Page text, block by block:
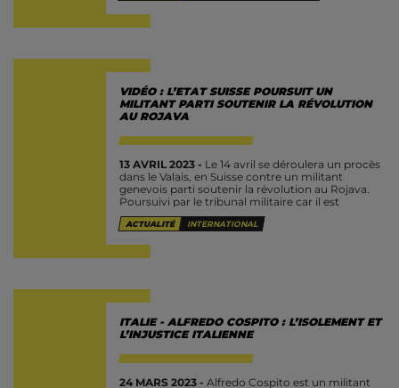
VIDÉO : L’ETAT SUISSE POURSUIT UN
MILITANT PARTI SOUTENIR LA RÉVOLUTION
AU ROJAVA
13 AVRIL 2023 - Le 14 avril se déroulera un procès
dans le Valais, en Suisse contre un militant
genevois parti soutenir la révolution au Rojava.
Poursuivi par le tribunal militaire car il est
accusé...
ACTUALITÉ INTERNATIONAL
ITALIE - ALFREDO COSPITO : L’ISOLEMENT ET
L’INJUSTICE ITALIENNE
24 MARS 2023 - Alfredo Cospito est un militant